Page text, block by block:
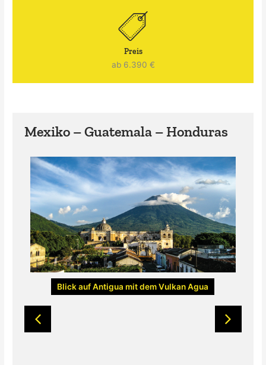
Preis
ab 6.390 €
Mexiko – Guatemala – Honduras
Blick auf Antigua mit dem Vulkan Agua